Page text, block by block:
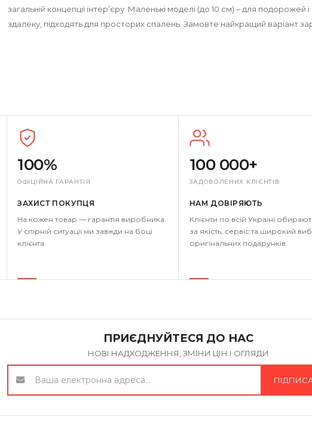
загальній концепції інтер’єру. Маленькі моделі (до 10 см) – для подорожей
здалеку, підходять для просторих спалень. Замовте найкращий варіант
100%
ОФІЦІЙНА ГАРАНТІЯ
ЗАХИСТ ПОКУПЦЯ
На кожен товар — гарантія виробника.
У спірній ситуації ми завжди на боці
клієнта.
100 000+
ЗАДОВОЛЕНИХ КЛІЄНТІВ
НАМ ДОВІРЯЮТЬ
Клієнти по всій Україні
за якість, сервіс та широкий
оригінальних подарунків.
ПРИЄДНУЙТЕСЯ ДО НАС
НОВІ НАДХОДЖЕННЯ, ЗМІНИ ЦІН І ОГЛЯДИ